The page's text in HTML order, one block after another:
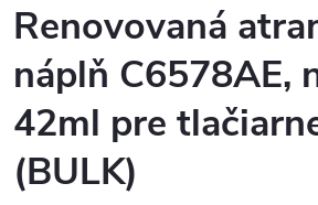
Renovovaná
náplň C6578AE,
42ml pre
(BULK)